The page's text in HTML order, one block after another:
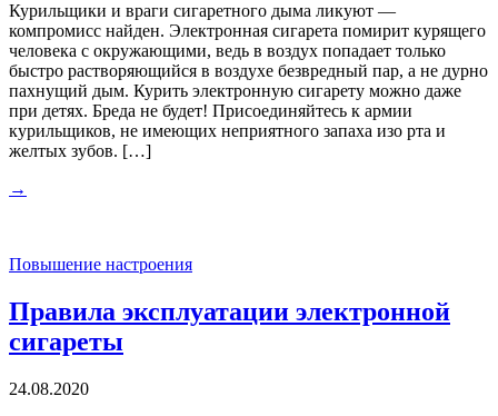
Курильщики и враги сигаретного дыма ликуют —
компромисс найден. Электронная сигарета помирит курящего
человека с окружающими, ведь в воздух попадает только
быстро растворяющийся в воздухе безвредный пар, а не дурно
пахнущий дым. Курить электронную сигарету можно даже
при детях. Бреда не будет! Присоединяйтесь к армии
курильщиков, не имеющих неприятного запаха изо рта и
желтых зубов. […]
→
Повышение настроения
Правила эксплуатации электронной
сигареты
24.08.2020